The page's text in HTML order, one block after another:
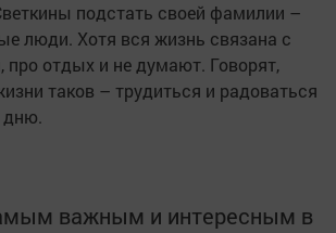
подстать своей фамилии –
люди. Хотя вся жизнь связана с
про отдых и не думают. Говорят,
таков – трудиться и радоваться
дню.
важным и интересным в